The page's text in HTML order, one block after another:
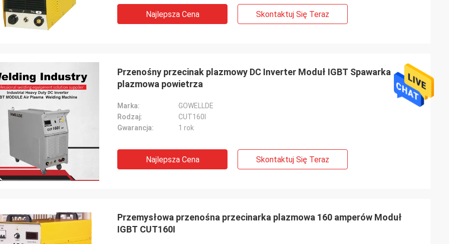
Daniel
klientów, więc naprawdę Cię
a cena jest rozsądna i
będziemy nadal
Najlepsza Cena Skontaktuj Się Teraz
Przenośny przecinak plazmowy DC Inverter Moduł IGBT Spawarka
plazmowa powietrza
Marka:
GOWELLDE
Rodzaj:
CUT160I
Gwarancja:
1 rok
Najlepsza Cena Skontaktuj Się Teraz
Przemysłowa przenośna przecinarka plazmowa 160 amperów Moduł
IGBT CUT160I